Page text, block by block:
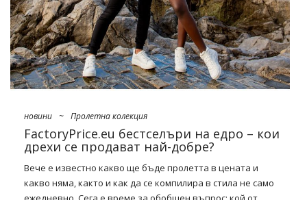
Интензивната комбинация от синьо-зелено през
следващите месеци ще се характеризира главно върху
кожени якета, палта и блейзери. Тя перфектно ще разбие
скуката на небрежните …
новини ~ Пролетна колекция
FactoryPrice.eu бестселъри на едро – кои
дрехи се продават най-добре?
Вече е известно какво ще бъде пролетта в цената и
какво няма, както и как да се компилира в стила не само